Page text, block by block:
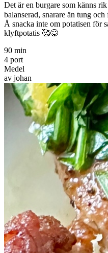
Det är en burgare som känns
balanserad, snarare än tung
Å snacka inte om potatisen för
klyftpotatis 🥰😋
90 min
4 port
Medel
av johan